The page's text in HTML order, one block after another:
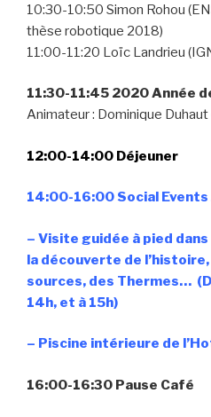
10:30-10:50 Simon Rohou
thèse robotique 2018)
11:00-11:20 Loïc Landrieu
11:30-11:45 2020 Année
Animateur : Dominique Duhaut
12:00-14:00 Déjeuner
14:00-16:00 Social Events
– Visite guidée à pied
la découverte de
sources, des Thermes…
14h, et à 15h)
– Piscine intérieure de
16:00-16:30 Pause Café